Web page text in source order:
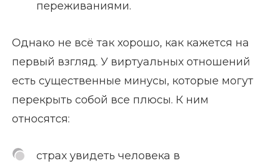
переживаниями.
Однако не всё так хорошо, как кажется на
первый взгляд. У виртуальных отношений
есть существенные минусы, которые могут
перекрыть собой все плюсы. К ним
относятся:
страх увидеть человека в